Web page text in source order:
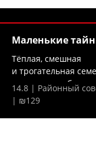
Маленькие
Тёплая, смешная
и трогательная
комедия о любви,...
14.8 | Районный
| ₪129